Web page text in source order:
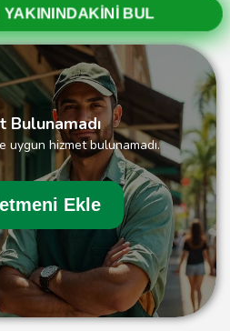
YAKININDAKİNİ BUL
Bulunamadı
uygun hizmet bulunamadı.
Ekle